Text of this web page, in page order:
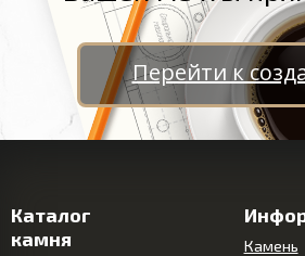
Перейти к
Каталог
камня
Камень